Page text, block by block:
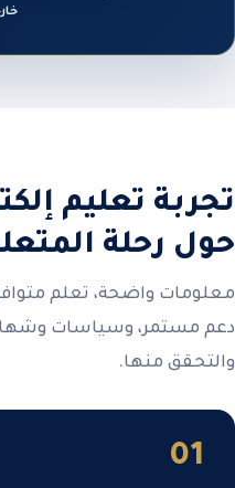
تجربة تعليم
حول رحلة
معلومات واضحة، تعلم
دعم مستمر، وسياسات
والتحقق منها.
01